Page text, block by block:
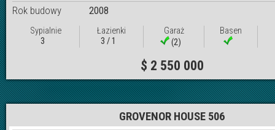
Rok budowy
2008
Sypialnie
3
Łazienki
3 / 1
Garaż
(2)
Basen
$ 2 550 000
GROVENOR HOUSE 506